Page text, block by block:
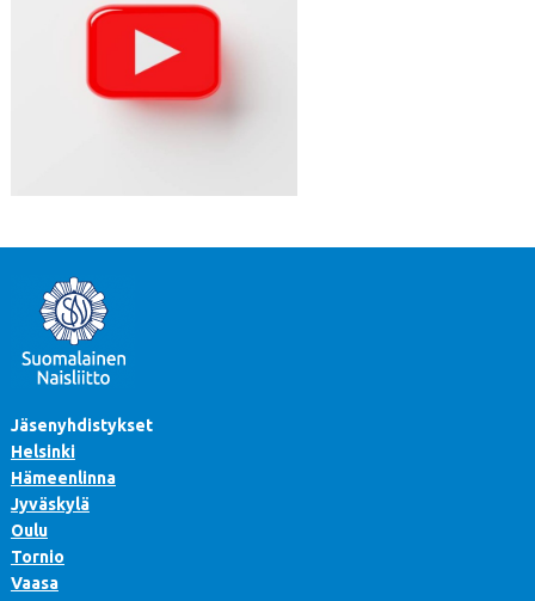
Jäsenyhdistykset
Helsinki
Hämeenlinna
Jyväskylä
Oulu
Tornio
Vaasa